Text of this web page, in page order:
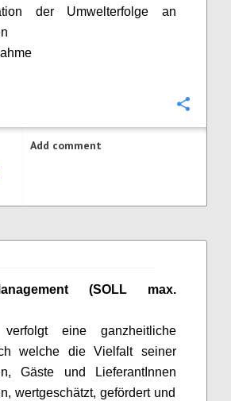
der Umwelterfolge an
Add comment
(SOLL max.
eine ganzheitliche
welche die Vielfalt seiner
, Gäste und
LieferantInnen
wertgeschätzt, gefördert und